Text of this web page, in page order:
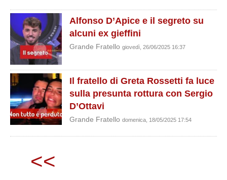
Alfonso D’Apice e il segreto su
alcuni ex gieffini
Grande Fratello giovedì, 26/06/2025 16:37
Il fratello di Greta Rossetti fa luce
sulla presunta rottura con Sergio
D’Ottavi
Grande Fratello domenica, 18/05/2025 17:54
<<